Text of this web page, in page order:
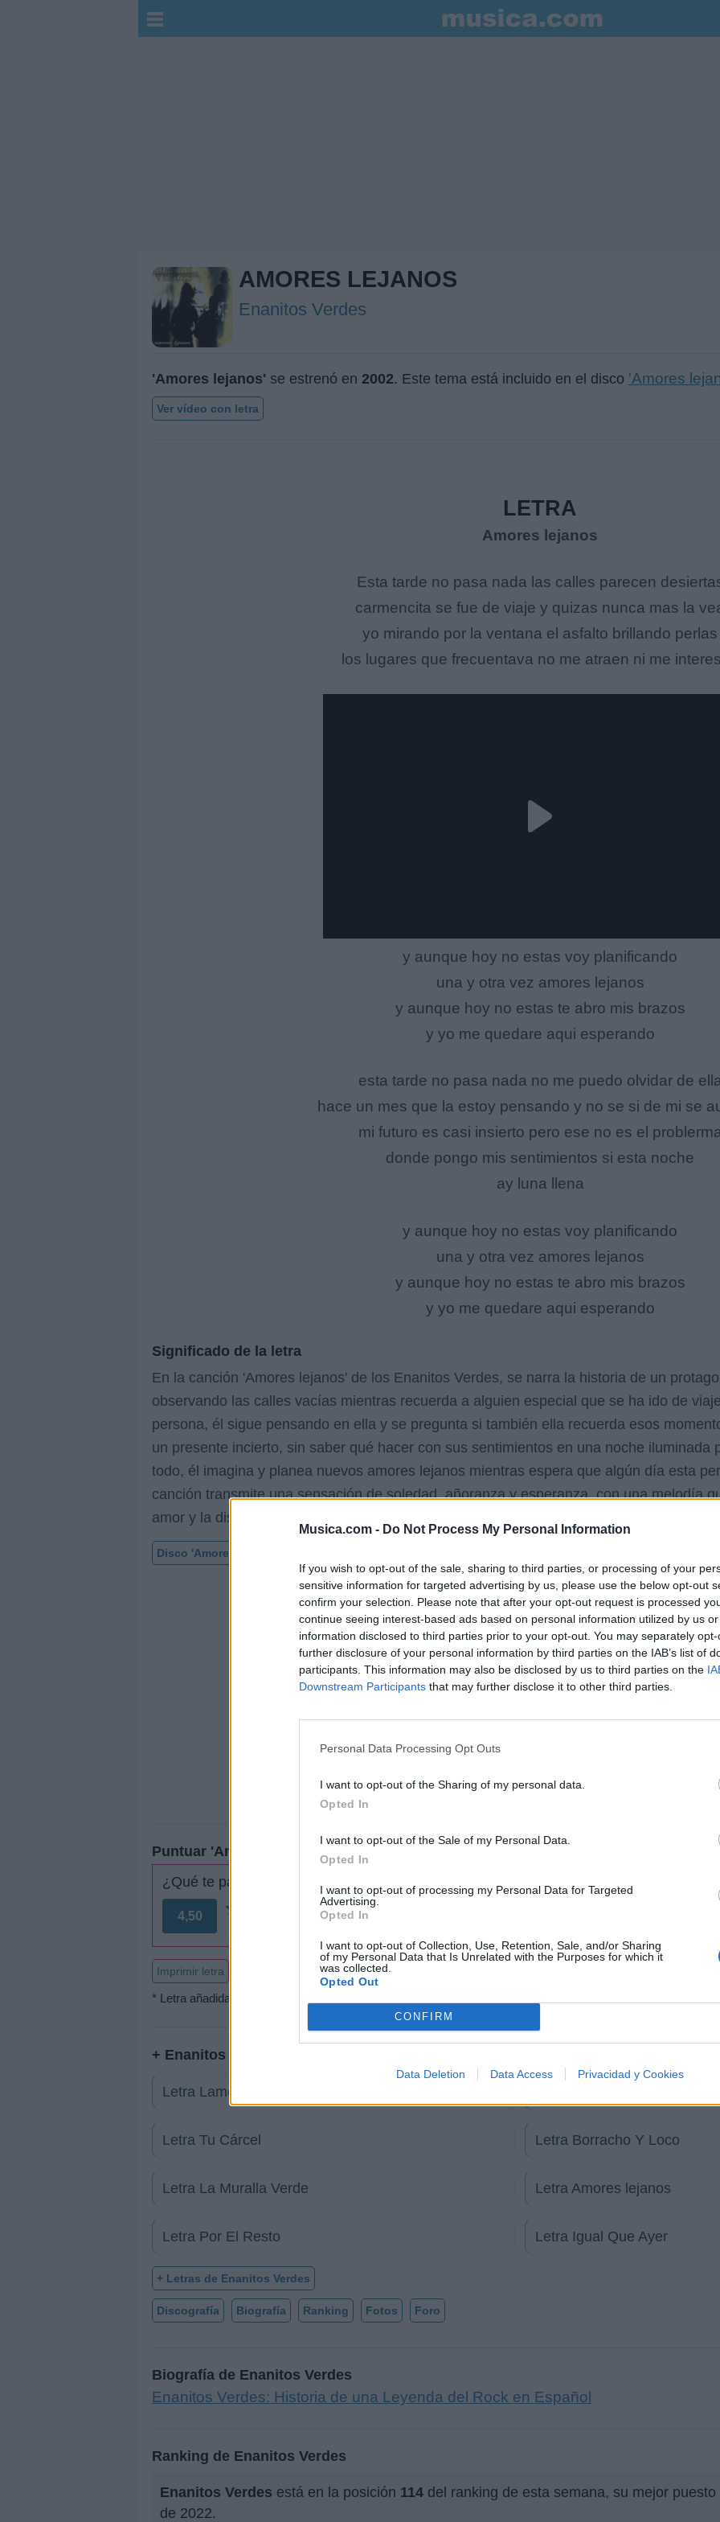
Musica.com - Do Not Process My Personal Information
If you wish to opt-out of the sale, sharing to third parties, or processing of your
sensitive information for targeted advertising by us, please use the below opt-out
confirm your selection. Please note that after your opt-out request is processed
continue seeing interest-based ads based on personal information utilized by us
information disclosed to third parties prior to your opt-out. You may separately
further disclosure of your personal information by third parties on the IAB’s list of
participants. This information may also be disclosed by us to third parties on the
Downstream Participants that may further disclose it to other third parties.
Personal Data Processing Opt Outs
I want to opt-out of the Sharing of my personal data.
Opted In
I want to opt-out of the Sale of my Personal Data.
Opted In
I want to opt-out of processing my Personal Data for Targeted
Advertising.
Opted In
I want to opt-out of Collection, Use, Retention, Sale, and/or Sharing
of my Personal Data that Is Unrelated with the Purposes for which it
was collected.
Opted Out
CONFIRM
Data Deletion Data Access Privacidad y Cookies
AMORES LEJANOS
Enanitos Verdes
'Amores lejanos' se estrenó en 2002. Este tema está incluido en el disco 'Amores
Ver vídeo con letra
LETRA
Amores lejanos
Esta tarde no pasa nada las calles parecen
carmencita se fue de viaje y quizas nunca mas la
yo mirando por la ventana el asfalto brillando perlas
los lugares que frecuentava no me atraen ni me
y aunque hoy no estas voy planificando
una y otra vez amores lejanos
y aunque hoy no estas te abro mis brazos
y yo me quedare aqui esperando
esta tarde no pasa nada no me puedo olvidar de
hace un mes que la estoy pensando y no se si de mi se
mi futuro es casi insierto pero ese no es el
donde pongo mis sentimientos si esta noche
ay luna llena
y aunque hoy no estas voy planificando
una y otra vez amores lejanos
y aunque hoy no estas te abro mis brazos
y yo me quedare aqui esperando
Significado de la letra
En la canción 'Amores lejanos' de los Enanitos Verdes, se narra la historia de un
observando las calles vacías mientras recuerda a alguien especial que se ha ido de
persona, él sigue pensando en ella y se pregunta si también ella recuerda esos
un presente incierto, sin saber qué hacer con sus sentimientos en una noche iluminada
todo, él imagina y planea nuevos amores lejanos mientras espera que algún día esta
canción transmite una sensación de soledad, añoranza y esperanza, con una melodía
amor y la distancia.
Disco 'Amores lejanos'
Puntuar 'Amores lejanos'
¿Qué te parece esta canción?
4,50
Imprimir letra
* Letra añadida por
+ Enanitos Verdes
Letra Lamento Boliviano
Letra Tu Cárcel Letra Borracho Y Loco
Letra La Muralla Verde Letra Amores lejanos
Letra Por El Resto Letra Igual Que Ayer
+ Letras de Enanitos Verdes
Discografía Biografía Ranking Fotos Foro
Biografía de Enanitos Verdes
Enanitos Verdes: Historia de una Leyenda del Rock en Español
Ranking de Enanitos Verdes
Enanitos Verdes está en la posición 114 del ranking de esta semana, su mejor
de 2022.